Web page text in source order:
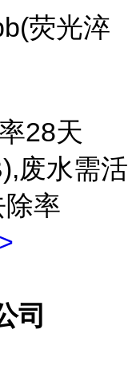
荧光淬
28天
废水需活
率
司